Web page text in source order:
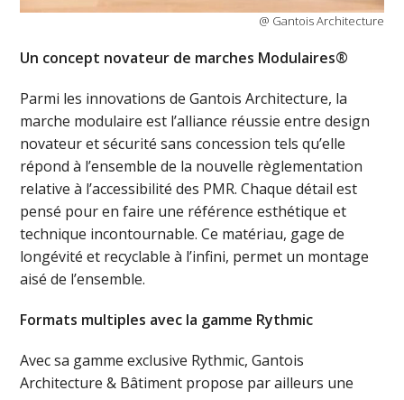
@ Gantois Architecture
Un concept novateur de marches Modulaires®
Parmi les innovations de Gantois Architecture, la
marche modulaire est l’alliance réussie entre design
novateur et sécurité sans concession tels qu’elle
répond à l’ensemble de la nouvelle règlementation
relative à l’accessibilité des PMR. Chaque détail est
pensé pour en faire une référence esthétique et
technique incontournable. Ce matériau, gage de
longévité et recyclable à l’infini, permet un montage
aisé de l’ensemble.
Formats multiples avec la gamme Rythmic
Avec sa gamme exclusive Rythmic, Gantois
Architecture & Bâtiment propose par ailleurs une